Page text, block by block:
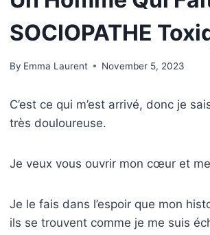
SOCIOPATHE
By Emma Laurent November 5, 2023
C’est ce qui m’est arrivé, donc je
très douloureuse.
Je veux vous ouvrir mon cœur et
Je le fais dans l’espoir que mon
ils se trouvent comme je me suis